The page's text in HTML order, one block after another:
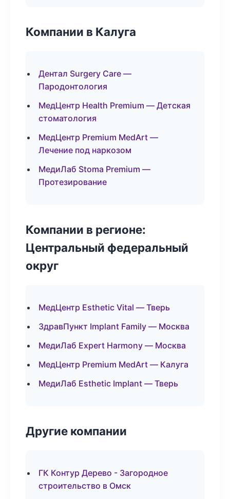
Компании в Калуга
Дентал Surgery Care —
Пародонтология
МедЦентр Health Premium — Детская
стоматология
МедЦентр Premium MedArt —
Лечение под наркозом
МедиЛаб Stoma Premium —
Протезирование
Компании в регионе:
Центральный федеральный
округ
МедЦентр Esthetic Vital — Тверь
ЗдравПункт Implant Family — Москва
МедиЛаб Expert Harmony — Москва
МедЦентр Premium MedArt — Калуга
МедиЛаб Esthetic Implant — Тверь
Другие компании
ГК Контур Дерево - Загородное
строительство в Омск